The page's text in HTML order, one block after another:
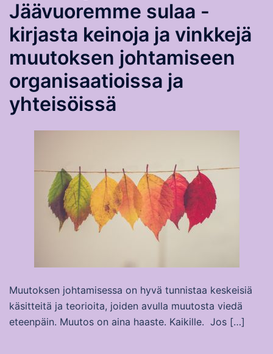
Jäävuoremme sulaa -
kirjasta keinoja ja vinkkejä
muutoksen johtamiseen
organisaatioissa ja
yhteisöissä
Muutoksen johtamisessa on hyvä tunnistaa keskeisiä
käsitteitä ja teorioita, joiden avulla muutosta viedä
eteenpäin. Muutos on aina haaste. Kaikille. Jos […]